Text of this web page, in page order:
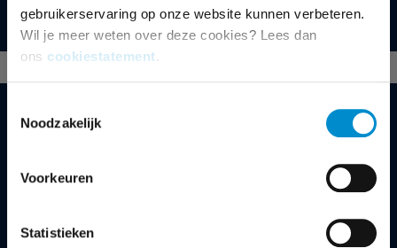
gebruikerservaring op onze website kunnen verbeteren.
Wil je meer weten over deze cookies? Lees dan
ons cookiestatement.
Noodzakelijk
Voorkeuren
Statistieken